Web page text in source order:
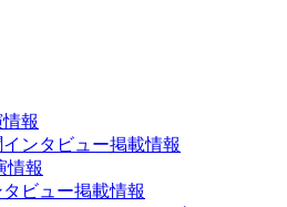
報
ンタビュー掲載情報
情報
ビュー掲載情報